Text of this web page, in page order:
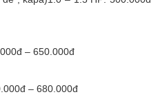
– 650.000đ
– 680.000đ